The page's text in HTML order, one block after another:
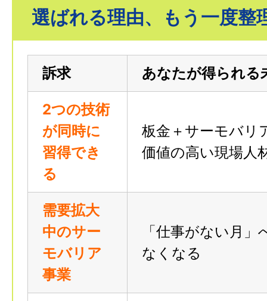
選ばれる理由、もう一度整
訴求 あなたが得られる
2つの技術
が同時に
習得でき
る
板金＋サーモバリ
価値の高い現場人
需要拡大
中のサー
モバリア
事業
「仕事がない月」
なくなる